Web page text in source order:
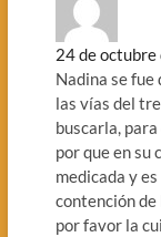
24 de
Nadina se fue
las vías del
buscarla, para
por que en su
medicada y
contención de
por favor la